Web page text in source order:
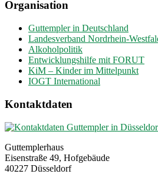
Organisation
Guttempler in Deutschland
Landesverband Nordrhein-
Alkoholpolitik
Entwicklungshilfe mit FORUT
KiM – Kinder im Mittelpunkt
IOGT International
Kontaktdaten
Guttemplerhaus
Eisenstraße 49, Hofgebäude
40227 Düsseldorf